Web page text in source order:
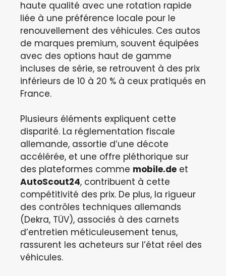
haute qualité avec une rotation rapide
liée à une préférence locale pour le
renouvellement des véhicules. Ces autos
de marques premium, souvent équipées
avec des options haut de gamme
incluses de série, se retrouvent à des prix
inférieurs de 10 à 20 % à ceux pratiqués en
France.
Plusieurs éléments expliquent cette
disparité. La réglementation fiscale
allemande, assortie d’une décote
accélérée, et une offre pléthorique sur
des plateformes comme mobile.de et
AutoScout24, contribuent à cette
compétitivité des prix. De plus, la rigueur
des contrôles techniques allemands
(Dekra, TÜV), associés à des carnets
d’entretien méticuleusement tenus,
rassurent les acheteurs sur l’état réel des
véhicules.